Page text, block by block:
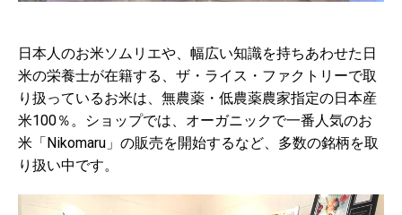
日本人のお米ソムリエや、幅広い知識を持ちあわせた日
米の栄養士が在籍する、ザ・ライス・ファクトリーで取
り扱っているお米は、無農薬・低農薬農家指定の日本産
米100％。ショップでは、オーガニックで一番人気のお
米「Nikomaru」の販売を開始するなど、多数の銘柄を取
り扱い中です。